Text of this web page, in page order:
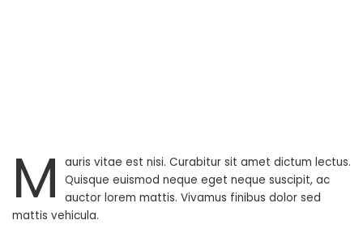
M
auris vitae est nisi. Curabitur sit amet dictum lectus.
Quisque euismod neque eget neque suscipit, ac
auctor lorem mattis. Vivamus finibus dolor sed
mattis vehicula.